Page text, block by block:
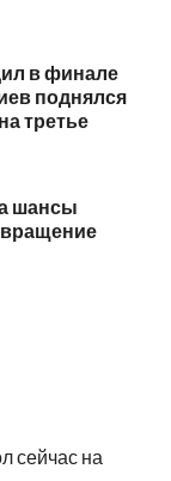
в финале
поднялся
третье
шансы
сейчас на